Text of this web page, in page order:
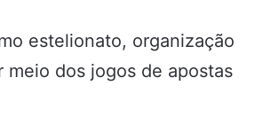
estelionato, organização
dos jogos de apostas